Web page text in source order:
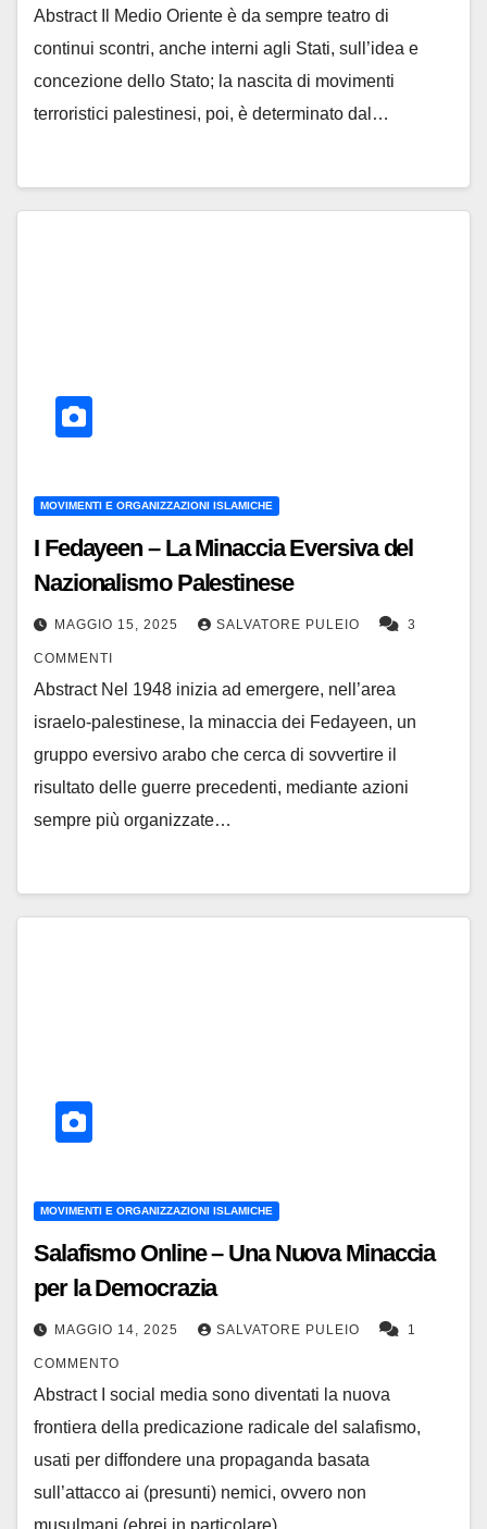
Abstract Il Medio Oriente è da sempre teatro di
continui scontri, anche interni agli Stati, sull’idea e
concezione dello Stato; la nascita di movimenti
terroristici palestinesi, poi, è determinato dal…
MOVIMENTI E ORGANIZZAZIONI ISLAMICHE
I Fedayeen – La Minaccia Eversiva del
Nazionalismo Palestinese
MAGGIO 15, 2025 SALVATORE PULEIO 3
COMMENTI
Abstract Nel 1948 inizia ad emergere, nell’area
israelo-palestinese, la minaccia dei Fedayeen, un
gruppo eversivo arabo che cerca di sovvertire il
risultato delle guerre precedenti, mediante azioni
sempre più organizzate…
MOVIMENTI E ORGANIZZAZIONI ISLAMICHE
Salafismo Online – Una Nuova Minaccia
per la Democrazia
MAGGIO 14, 2025 SALVATORE PULEIO 1
COMMENTO
Abstract I social media sono diventati la nuova
frontiera della predicazione radicale del salafismo,
usati per diffondere una propaganda basata
sull’attacco ai (presunti) nemici, ovvero non